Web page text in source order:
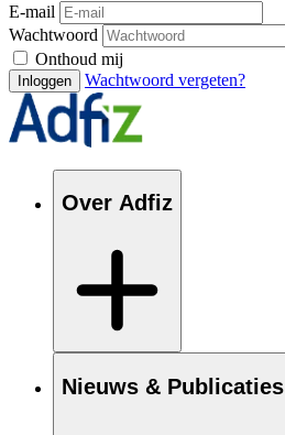
E-mail
Wachtwoord
Onthoud mij
Inloggen Wachtwoord vergeten?
Over Adfiz
Nieuws & Publicaties